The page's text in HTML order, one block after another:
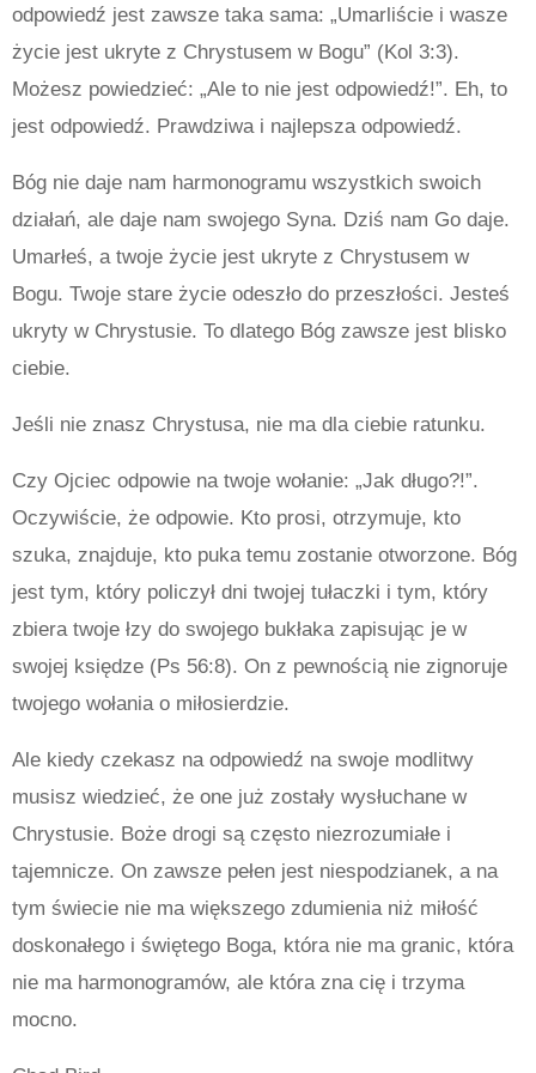
odpowiedź jest zawsze taka sama: „Umarliście i wasze
życie jest ukryte z Chrystusem w Bogu” (Kol 3:3).
Możesz powiedzieć: „Ale to nie jest odpowiedź!”. Eh, to
jest odpowiedź. Prawdziwa i najlepsza odpowiedź.
Bóg nie daje nam harmonogramu wszystkich swoich
działań, ale daje nam swojego Syna. Dziś nam Go daje.
Umarłeś, a twoje życie jest ukryte z Chrystusem w
Bogu. Twoje stare życie odeszło do przeszłości. Jesteś
ukryty w Chrystusie. To dlatego Bóg zawsze jest blisko
ciebie.
Jeśli nie znasz Chrystusa, nie ma dla ciebie ratunku.
Czy Ojciec odpowie na twoje wołanie: „Jak długo?!”.
Oczywiście, że odpowie. Kto prosi, otrzymuje, kto
szuka, znajduje, kto puka temu zostanie otworzone. Bóg
jest tym, który policzył dni twojej tułaczki i tym, który
zbiera twoje łzy do swojego bukłaka zapisując je w
swojej księdze (Ps 56:8). On z pewnością nie zignoruje
twojego wołania o miłosierdzie.
Ale kiedy czekasz na odpowiedź na swoje modlitwy
musisz wiedzieć, że one już zostały wysłuchane w
Chrystusie. Boże drogi są często niezrozumiałe i
tajemnicze. On zawsze pełen jest niespodzianek, a na
tym świecie nie ma większego zdumienia niż miłość
doskonałego i świętego Boga, która nie ma granic, która
nie ma harmonogramów, ale która zna cię i trzyma
mocno.